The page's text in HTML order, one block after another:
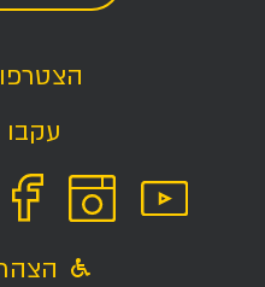
הצטרפו
עקבו